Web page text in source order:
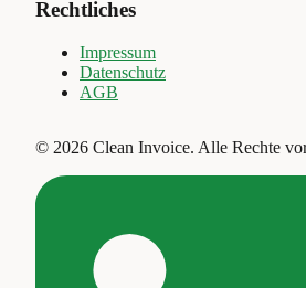
Rechtliches
Impressum
Datenschutz
AGB
© 2026 Clean Invoice. Alle Rechte